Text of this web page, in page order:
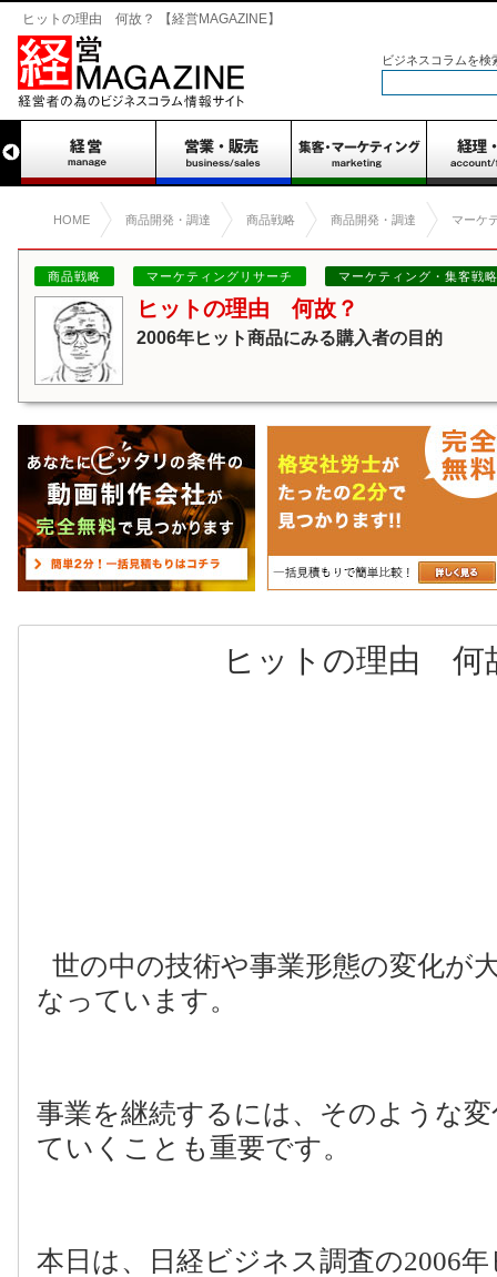
ヒットの理由 何故？ 【経営MAGAZINE】
ビジネスコラムを検
HOME 商品開発・調達 商品戦略 商品開発・調達 マーケ
商品戦略 マーケティングリサーチ マーケティング・集客戦略
ヒットの理由 何故？
2006年ヒット商品にみる購入者の目的
ヒットの理由 何
世の中の技術や事業形態の変化が
なっています。
事業を継続するには、そのような
ていくことも重要です。
本日は、日経ビジネス調査の2006年